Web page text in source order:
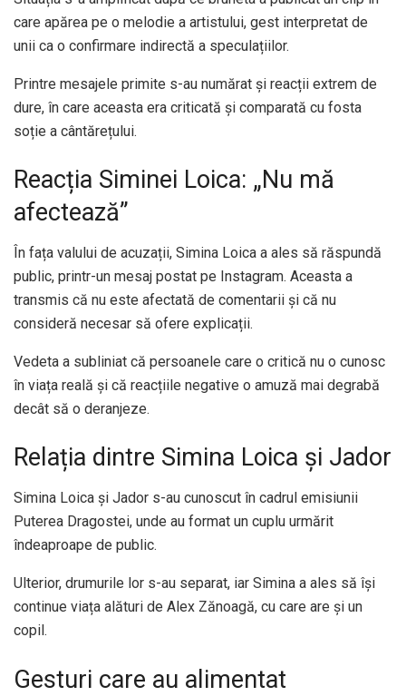
care apărea pe o melodie a artistului, gest interpretat de
unii ca o confirmare indirectă a speculațiilor.
Printre mesajele primite s-au numărat și reacții extrem de
dure, în care aceasta era criticată și comparată cu fosta
soție a cântărețului.
Reacția Siminei Loica: „Nu mă
afectează”
În fața valului de acuzații, Simina Loica a ales să răspundă
public, printr-un mesaj postat pe Instagram. Aceasta a
transmis că nu este afectată de comentarii și că nu
consideră necesar să ofere explicații.
Vedeta a subliniat că persoanele care o critică nu o cunosc
în viața reală și că reacțiile negative o amuză mai degrabă
decât să o deranjeze.
Relația dintre Simina Loica și Jador
Simina Loica și Jador s-au cunoscut în cadrul emisiunii
Puterea Dragostei, unde au format un cuplu urmărit
îndeaproape de public.
Ulterior, drumurile lor s-au separat, iar Simina a ales să își
continue viața alături de Alex Zănoagă, cu care are și un
copil.
Gesturi care au alimentat